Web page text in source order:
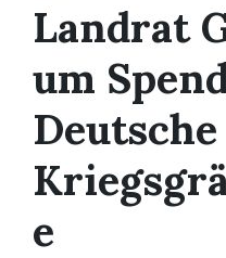
Landrat
um
Deutsche
e